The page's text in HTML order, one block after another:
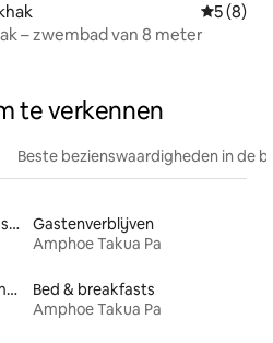
5 (8)
– zwembad van 8 meter
te verkennen
Beste bezienswaardigheden in de
Accommodaties nabij een strand
Gastenverblijven
Amphoe Takua Pa
Gezinsvriendelijke accommodaties
Bed & breakfasts
Amphoe Takua Pa